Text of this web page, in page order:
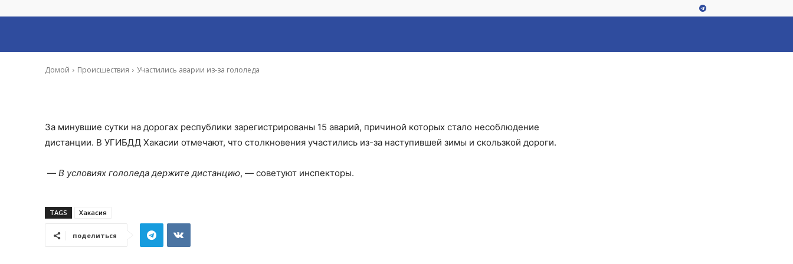
Домой Происшествия Участились аварии из-за гололеда
Участились аварии из-за гололеда
За минувшие сутки на дорогах республики зарегистрированы 15 аварий, причиной которых стало несоблюдение
дистанции. В УГИБДД Хакасии отмечают, что столкновения участились из-за наступившей зимы и скользкой дороги.
— В условиях гололеда держите дистанцию, — советуют инспекторы.
TAGS Хакасия
поделиться